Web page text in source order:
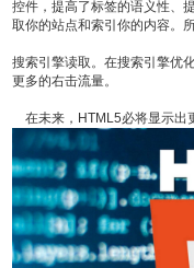
控件，提高了标签的语义性、
取你的站点和索引你的内容。
搜索引擎读取。在搜索引擎优
更多的右击流量。
在未来，HTML5必将显示出